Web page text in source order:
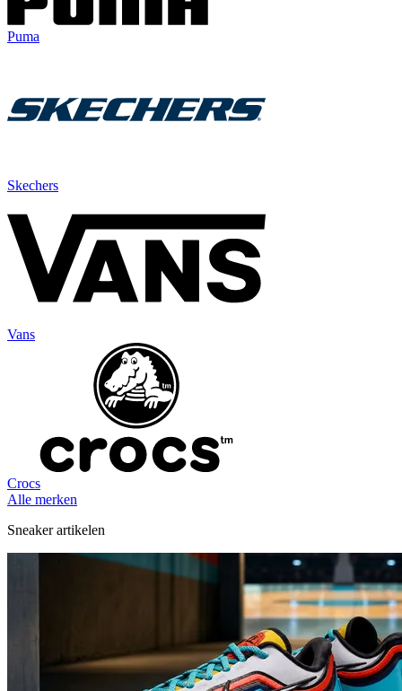
Puma
Skechers
Vans
Crocs
Alle merken
Sneaker artikelen